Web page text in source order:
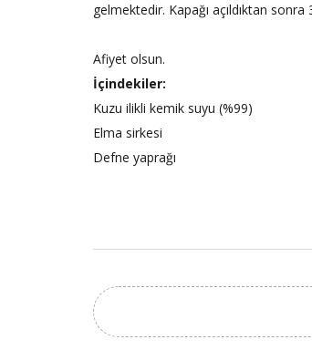
gelmektedir. Kapağı açıldıktan
Afiyet olsun.
İçindekiler:
Kuzu ilikli kemik suyu (%99)
Elma sirkesi
Defne yaprağı